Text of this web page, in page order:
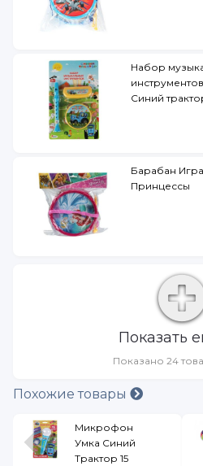
Набор
Синий
Барабан
Принцессы
Показать
Показано 24
Похожие товары
Микрофон
Умка Синий
Трактор 15